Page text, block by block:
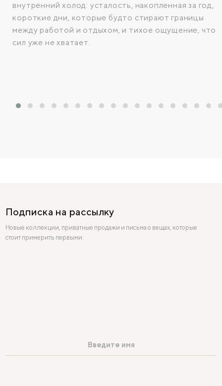
внутренний холод: усталость, накопленная за год,
короткие дни, которые будто стирают границы
между работой и отдыхом, и тихое ощущение, что
сил уже не хватает.
Подписка на рассылку
Новые коллекции, приватные продажи и письма о вещах, которые
стоит примерить первыми.